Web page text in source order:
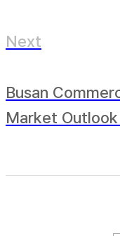
Next
Busan
Market